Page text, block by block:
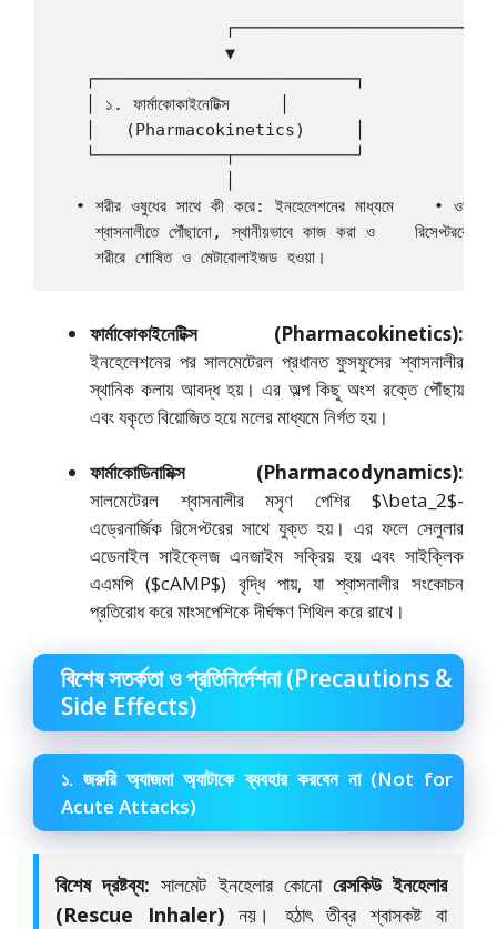
▼
┌──────────────────────────┐
│ ১. ফার্মাকোকাইনেটিক্স     │                    │
│   (Pharmacokinetics)     │
└─────────────┬────────────┘
• শরীর ওষুধের সাথে কী করে: ইনহেলেশনের মাধ্যমে    • ওষুধ
শ্বাসনালীতে পৌঁছানো, স্থানীয়ভাবে কাজ করা ও    রিসেপ্টরকে
ফার্মাকোকাইনেটিক্স (Pharmacokinetics):
ইনহেলেশনের পর সালমেটেরল প্রধানত ফুসফুসের শ্বাসনালীর
স্থানিক কলায় আবদ্ধ হয়। এর অল্প কিছু অংশ রক্তে পৌঁছায়
এবং যকৃতে বিয়োজিত হয়ে মলের মাধ্যমে নির্গত হয়।
ফার্মাকোডিনামিক্স (Pharmacodynamics):
সালমেটেরল শ্বাসনালীর মসৃণ পেশির $\beta_2$-
এড্রেনার্জিক রিসেপ্টরের সাথে যুক্ত হয়। এর ফলে সেলুলার
এডেনাইল সাইক্লেজ এনজাইম সক্রিয় হয় এবং সাইক্লিক
এএমপি ($cAMP$) বৃদ্ধি পায়, যা শ্বাসনালীর সংকোচন
প্রতিরোধ করে মাংসপেশিকে দীর্ঘক্ষণ শিথিল করে রাখে।
বিশেষ সতর্কতা ও প্রতিনির্দেশনা (Precautions &
Side Effects)
১. জরুরি অ্যাজমা অ্যাটাকে ব্যবহার করবেন না (Not for
Acute Attacks)
বিশেষ দ্রষ্টব্য: সালমেট ইনহেলার কোনো রেসকিউ ইনহেলার
(Rescue Inhaler) নয়। হঠাৎ তীব্র শ্বাসকষ্ট বা